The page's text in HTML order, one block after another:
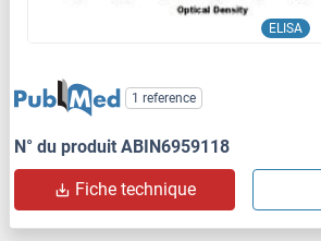
ELISA
1 reference
N° du produit ABIN6959118
Fiche technique